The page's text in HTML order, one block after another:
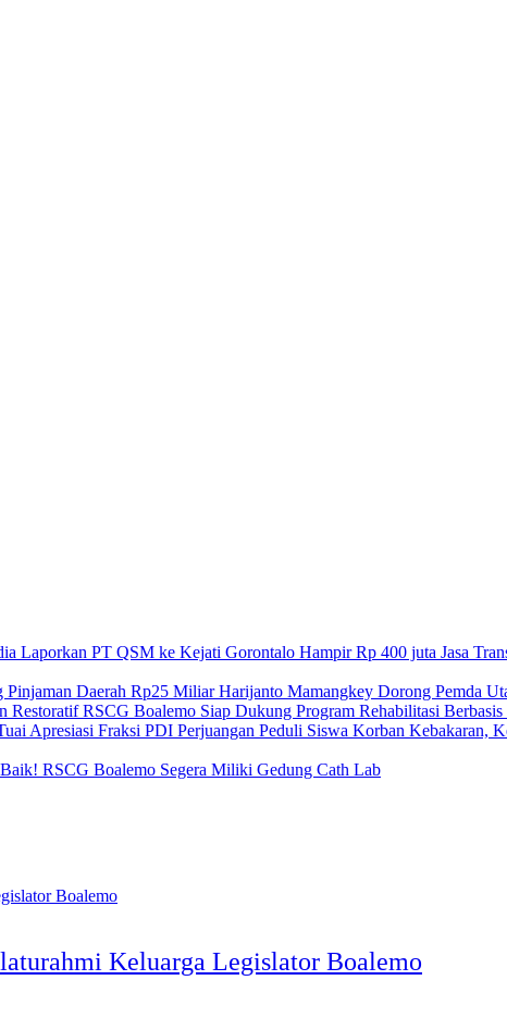
Hampir Rp 400 juta Jasa
Harijanto Mamangkey Dorong Pemda
RSCG Boalemo Siap Dukung Program Rehabilitasi
Peduli Siswa Korban Kebakaran,
RSCG Boalemo Segera Miliki Gedung Cath Lab
Keluarga Legislator Boalemo